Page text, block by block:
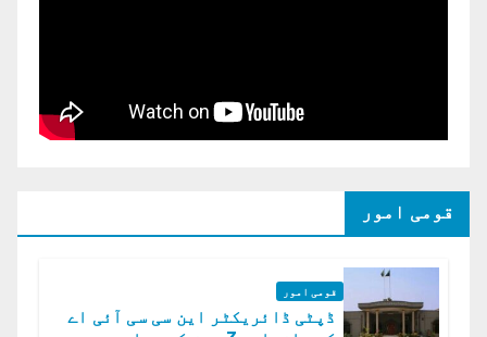
قومی امور
قومی امور
ڈپٹی ڈائریکٹر این سی سی آئی اے